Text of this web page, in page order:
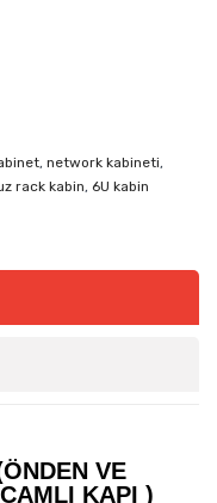
, network kabineti,
rack kabin, 6U kabin
VE
KAPI )